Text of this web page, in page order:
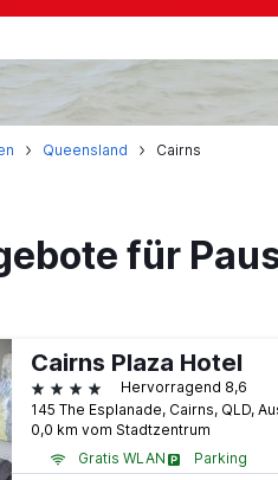
Queensland Cairns
für
Cairns Plaza Hotel
4 Sterne
Hervorragend 8,6
145 The Esplanade, Cairns, QLD,
0,0 km vom Stadtzentrum
Gratis WLAN
Parking